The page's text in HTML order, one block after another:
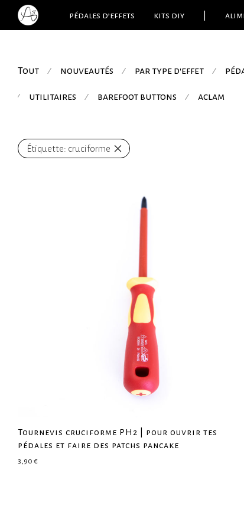
pédales d’effets kits diy
Tout ⁄ nouveautés ⁄ par type d'effet ⁄
⁄ utilitaires ⁄ barefoot buttons ⁄ aclam
Étiquette: cruciforme
Tournevis cruciforme PH2 | pour ouvrir tes
pédales et faire des patchs pancake
3,90 €